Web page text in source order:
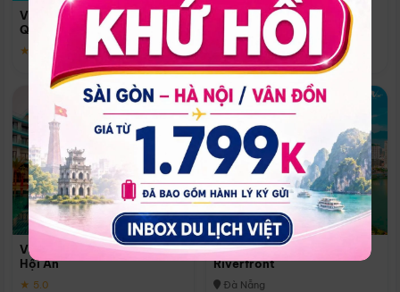
Vinpearl Resort & Spa Phu
Quoc
★ 5.0
Quoc
Phú Quốc
★ 5.0
Vinpearl Resort & Golf Nam
Hội An
★ 5.0
Melia Vinpearl Danang
Riverfront
Đà Nẵng